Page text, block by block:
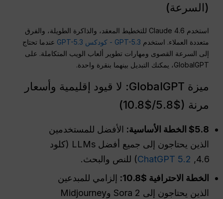
(السرعة)
استخدم Claude 4.6 للتخطيط المعقد، والذاكرة الطويلة، والفرق
متعددة العملاء. استخدم GPT-5.3 - كودكس GPT-5.3
عندما تحتاج
إلى السرعة القصوى ومهارات تطوير ألعاب الويب المتكاملة. على
GlobalGPT، يمكنك التبديل بينهما بنقرة واحدة.
ميزة GlobalGPT: لا قيود إقليمية وأسعار
مرنة ($5.8/$10.8)
$5.8 الخطة الأساسية:
الأفضل للمستخدمين
الذين يحتاجون إلى جميع أفضل LLMs (كلود
4.6,
ChatGPT 5.2) للنص والبحث.
الخطة الاحترافية $10.8:
إلزامي للمبدعين
الذين يحتاجون إلى Sora 2 وMidjourney